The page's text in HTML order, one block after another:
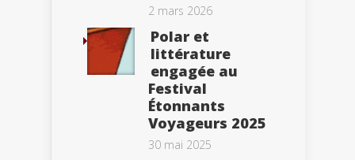
2 mars 2026
Polar et
littérature
engagée au
Festival
Étonnants
Voyageurs 2025
30 mai 2025